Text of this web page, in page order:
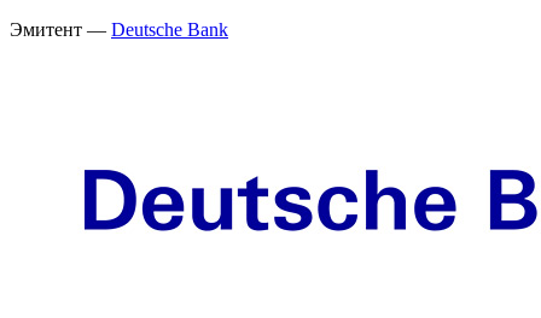
Эмитент — Deutsche Bank